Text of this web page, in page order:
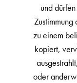
und
zu einem
kopiert,
oder